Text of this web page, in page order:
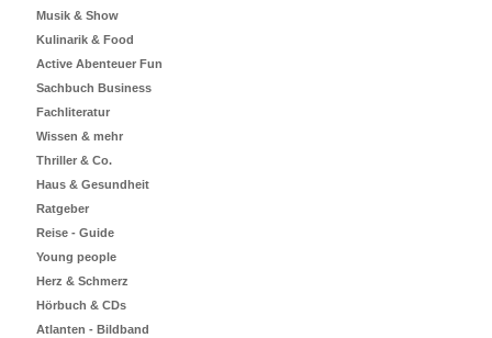
Musik & Show
Kulinarik & Food
Active Abenteuer Fun
Sachbuch Business
Fachliteratur
Wissen & mehr
Thriller & Co.
Haus & Gesundheit
Ratgeber
Reise - Guide
Young people
Herz & Schmerz
Hörbuch & CDs
Atlanten - Bildband